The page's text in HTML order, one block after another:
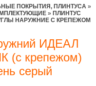
ПОКРЫТИЯ, ПЛИНТУСА »
» ПЛИНТУС
НАРУЖНИЕ С КРЕПЕЖОМ
ИДЕАЛ
(с крепежом)
серый